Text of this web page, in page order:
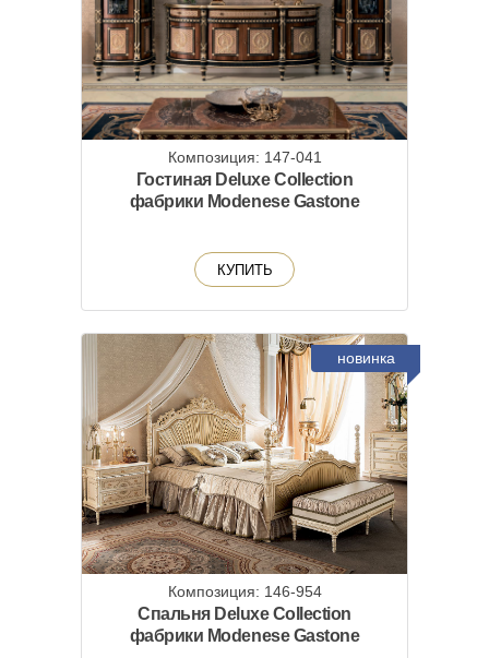
Композиция: 147-041
Гостиная Deluxe Collection
фабрики Modenese Gastone
КУПИТЬ
новинка
Композиция: 146-954
Спальня Deluxe Collection
фабрики Modenese Gastone